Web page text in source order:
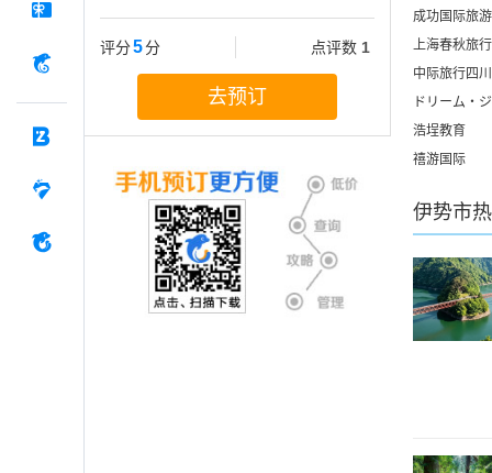
评分5分 点评数 1
去预订
成功国际旅游
上海春秋旅
中际旅行四川
ドリーム・
浩埕教育
禧游国际
伊势市